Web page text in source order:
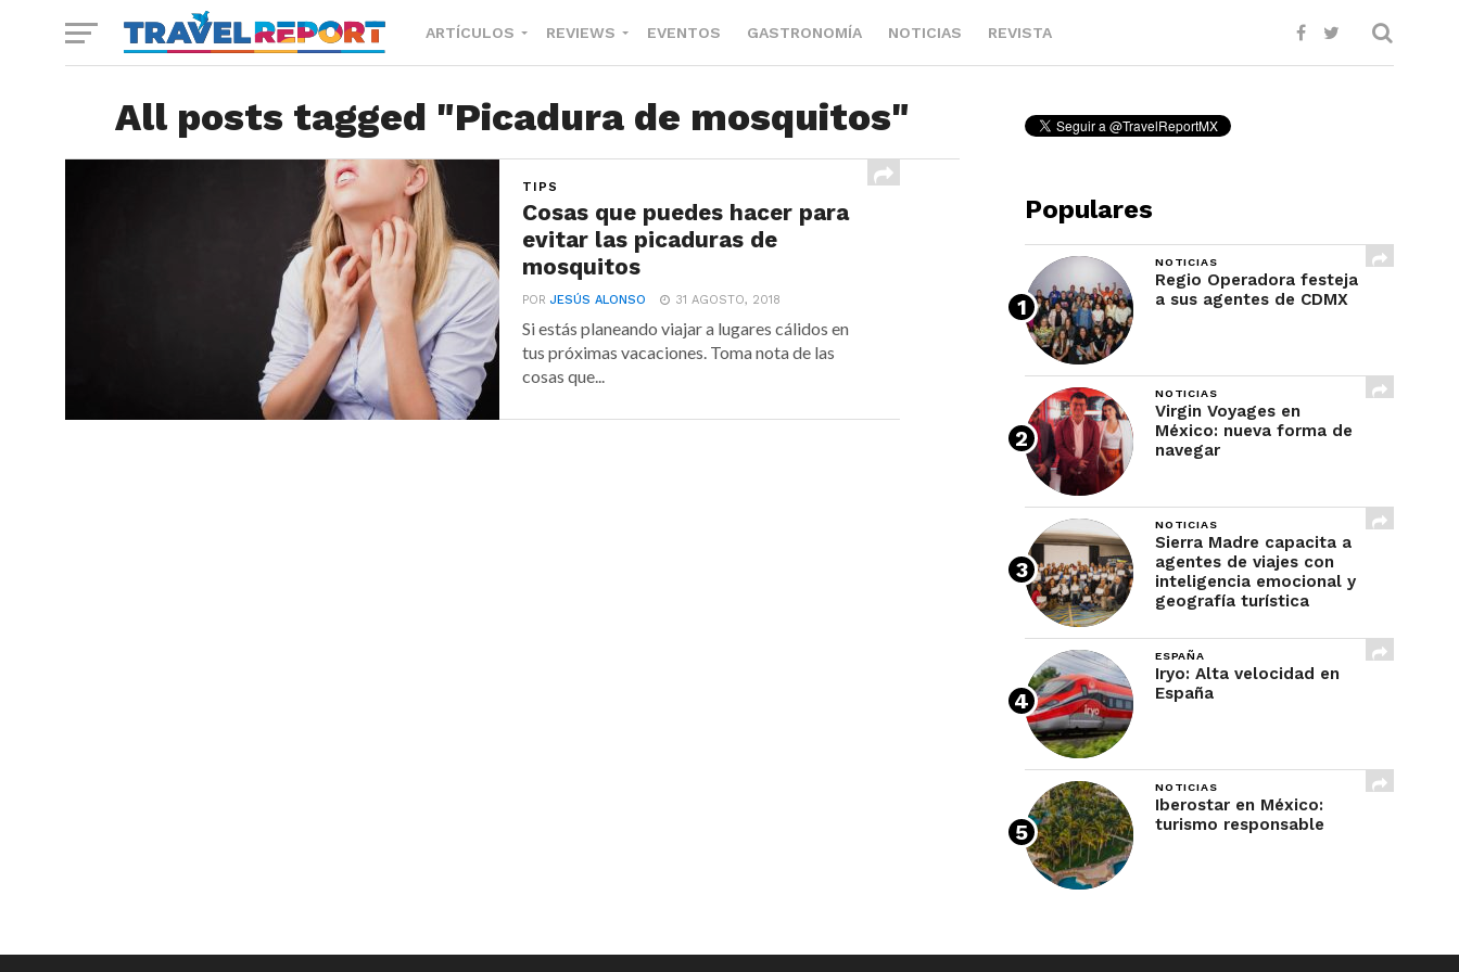
ARTÍCULOS REVIEWS EVENTOS GASTRONOMÍA NOTICIAS REVISTA
All posts tagged "Picadura de mosquitos"
TIPS
Cosas que puedes hacer para
evitar las picaduras de
mosquitos
PORJESÚS ALONSO 31 AGOSTO, 2018
Si estás planeando viajar a lugares cálidos en
tus próximas vacaciones. Toma nota de las
cosas que...
Populares
NOTICIAS
Regio Operadora festeja
a sus agentes de CDMX
NOTICIAS
Virgin Voyages en
México: nueva forma de
navegar
NOTICIAS
Sierra Madre capacita a
agentes de viajes con
inteligencia emocional y
geografía turística
ESPAÑA
Iryo: Alta velocidad en
España
NOTICIAS
Iberostar en México:
turismo responsable